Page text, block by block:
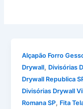
Alçapão Forro
Drywall, Divisórias
Drywall Republica
Divisórias Drywall
Romana SP, Fita